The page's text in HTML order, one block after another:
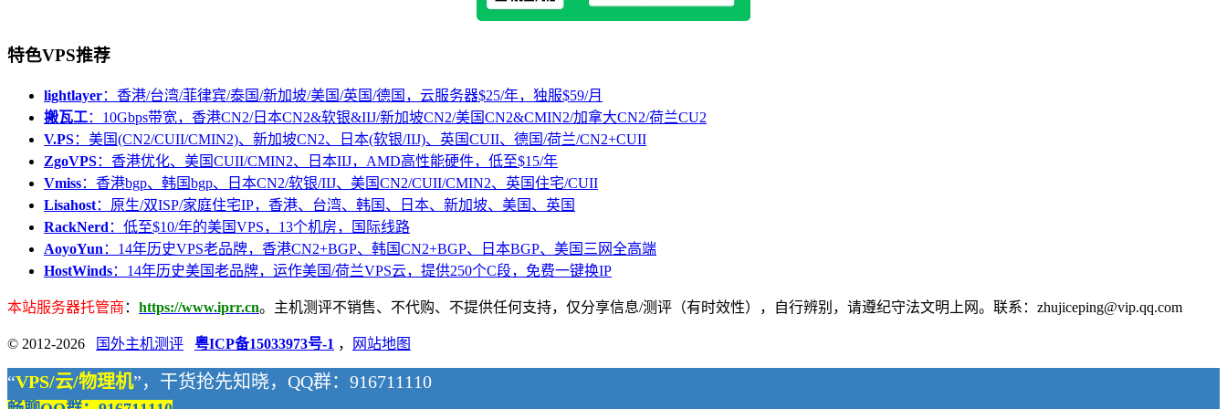
特色VPS推荐
lightlayer：香港/台湾/菲律宾/泰国/新加坡/美国/英国/德国，云服务器$25/年，独服$59/月
搬瓦工：10Gbps带宽，香港CN2/日本CN2&软银&IIJ/新加坡CN2/美国CN2&CMIN2/加拿大CN2/荷兰CU2
V.PS：美国(CN2/CUII/CMIN2)、新加坡CN2、日本(软银/IIJ)、英国CUII、德国/荷兰/CN2+CUII
ZgoVPS：香港优化、美国CUII/CMIN2、日本IIJ，AMD高性能硬件，低至$15/年
Vmiss：香港bgp、韩国bgp、日本CN2/软银/IIJ、美国CN2/CUII/CMIN2、英国住宅/CUII
Lisahost：原生/双ISP/家庭住宅IP，香港、台湾、韩国、日本、新加坡、美国、英国
RackNerd ：低至$10/年的美国VPS，13个机房，国际线路
AoyoYun ：14年历史VPS老品牌，香港CN2+BGP、韩国CN2+BGP、日本BGP、美国三网全高端
HostWinds：14年历史美国老品牌，运作美国/荷兰VPS云，提供250个C段，免费一键换IP
本站服务器托管商 ： https://www.iprr.cn。主机测评不销售、不代购、不提供任何支持，仅分享信息/测评（有时效性），自行辨别，请遵纪守法文明上网。联系：zhujiceping@vip.qq.com
© 2012-2026 国外主机测评 粤ICP备15033973号-1 ， 网站地图
“VPS/云/物理机”，干货抢先知晓，QQ群：916711110